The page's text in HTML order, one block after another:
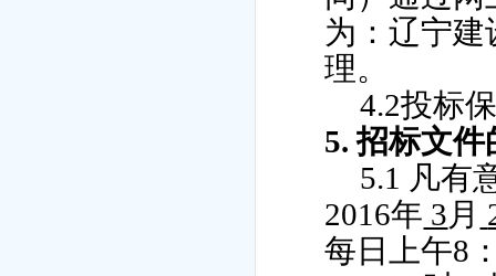
为：辽宁
理。
4.2投标
5.招标文件
5.1 凡有
2016年 3月
每日上午8